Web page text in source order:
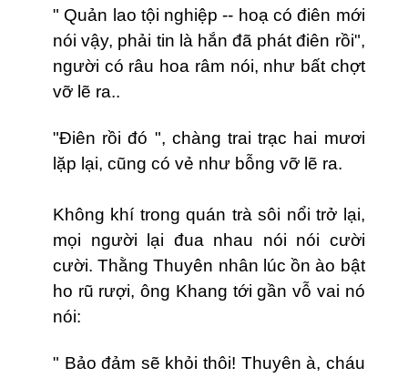
" Quản lao tội nghiệp -- hoạ có điên mới
nói vậy, phải tin là hắn đã phát điên rồi",
người có râu hoa râm nói, như bất chợt
vỡ lẽ ra..
"Điên rồi đó ", chàng trai trạc hai mươi
lặp lại, cũng có vẻ như bỗng vỡ lẽ ra.
Không khí trong quán trà sôi nổi trở lại,
mọi người lại đua nhau nói nói cười
cười. Thằng Thuyên nhân lúc ồn ào bật
ho rũ rượi, ông Khang tới gần vỗ vai nó
nói:
" Bảo đảm sẽ khỏi thôi! Thuyên à, cháu